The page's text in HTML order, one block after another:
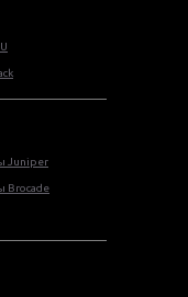
Juniper
Brocade